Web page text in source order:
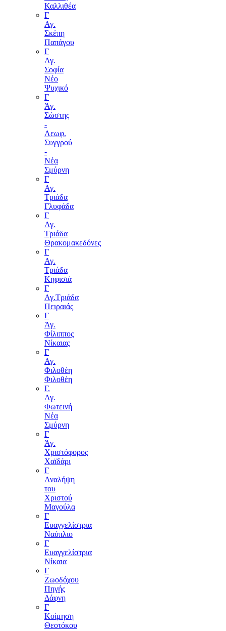
Καλλιθέα
Γ
Αγ.
Σκέπη
Παπάγου
Γ
Αγ.
Σοφία
Νέο
Ψυχικό
Γ
Άγ.
Σώστης
-
Λεωφ.
Συγγρού
-
Νέα
Σμύρνη
Γ
Αγ.
Τριάδα
Γλυφάδα
Γ
Αγ.
Τριάδα
Θρακομακεδόνες
Γ
Αγ.
Τριάδα
Κηφισιά
Γ
Αγ.Τριάδα
Πειραιάς
Γ
Άγ.
Φίλιππος
Νίκαιας
Γ
Αγ.
Φιλοθέη
Φιλοθέη
Γ.
Αγ.
Φωτεινή
Νέα
Σμύρνη
Γ
Άγ.
Χριστόφορος
Χαϊδάρι
Γ
Αναλήψη
του
Χριστού
Μαγούλα
Γ
Ευαγγελίστρια
Ναύπλιο
Γ
Ευαγγελίστρια
Νίκαια
Γ
Ζωοδόχου
Πηγής
Δάφνη
Γ
Κοίμηση
Θεοτόκου